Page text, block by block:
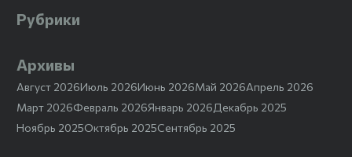
Рубрики
Архивы
Август 2026Июль 2026Июнь 2026Май 2026Апрель 2026
Март 2026Февраль 2026Январь 2026Декабрь 2025
Ноябрь 2025Октябрь 2025Сентябрь 2025